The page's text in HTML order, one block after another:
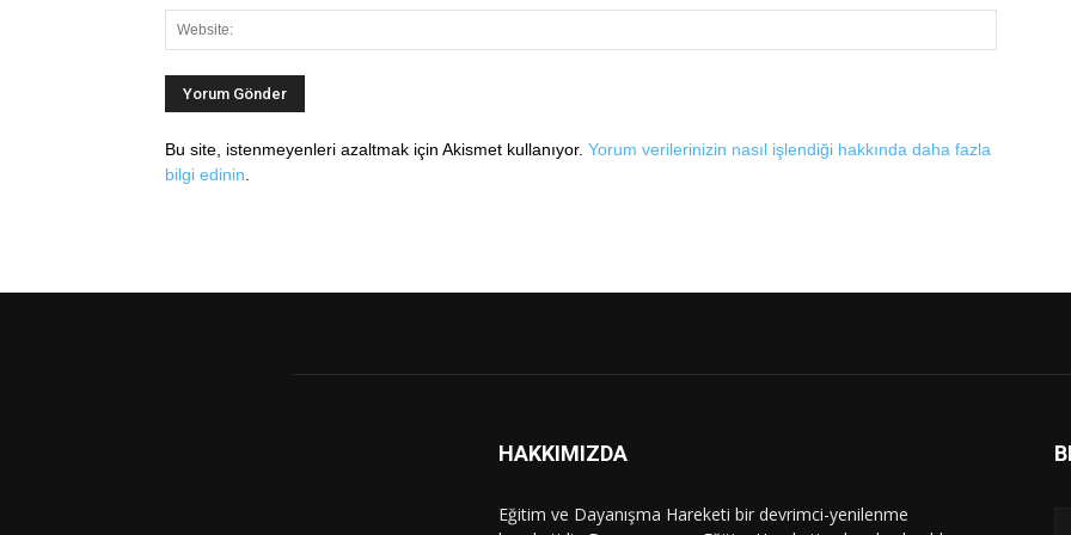
Bu site, istenmeyenleri azaltmak için Akismet kullanıyor. Yorum verilerinizin nasıl işlendiği hakkında daha fazla
bilgi edinin
HAKKIMIZDA
Eğitim ve Dayanışma Hareketi bir devrimci-yenilenme